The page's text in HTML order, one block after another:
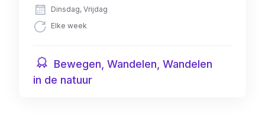
Dinsdag, Vrijdag
Elke week
Bewegen, Wandelen, Wandelen
in de natuur